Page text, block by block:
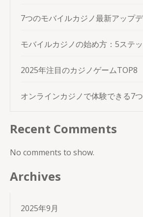
7つのモバイルカジノ最新アップ
モバイルカジノの始め方：5ステ
2025年注目のカジノゲームTOP8
オンラインカジノで体験できる7
Recent Comments
No comments to show.
Archives
2025年9月